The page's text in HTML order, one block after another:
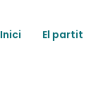
Inici El partit